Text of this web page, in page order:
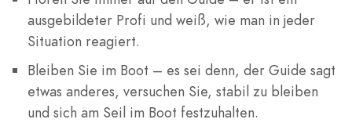
ausgebildeter Profi und weiß, wie man in jeder
Situation reagiert.
Bleiben Sie im Boot – es sei denn, der Guide sagt
etwas anderes, versuchen Sie, stabil zu bleiben
und sich am Seil im Boot festzuhalten.